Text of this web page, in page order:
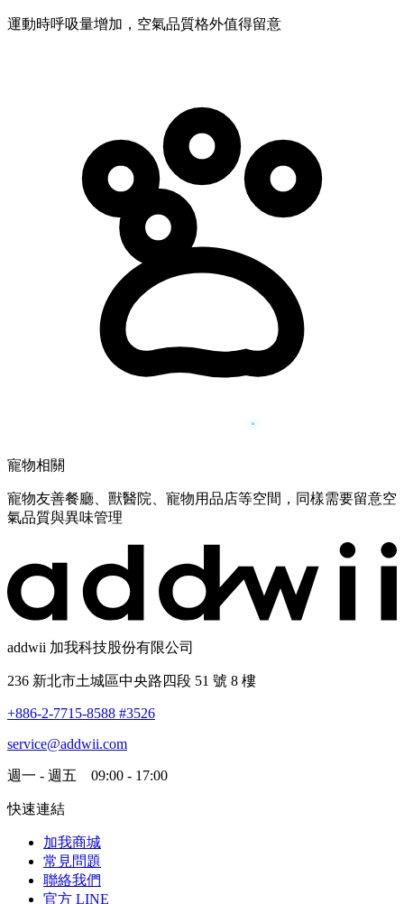
運動時呼吸量增加，空氣品質格外值得留意
寵物相關
寵物友善餐廳、獸醫院、寵物用品店等空間，同樣需要留意空
氣品質與異味管理
addwii 加我科技股份有限公司
236 新北市土城區中央路四段 51 號 8 樓
+886-2-7715-8588 #3526
service@addwii.com
週一 - 週五 09:00 - 17:00
快速連結
加我商城
常見問題
聯絡我們
官方 LINE